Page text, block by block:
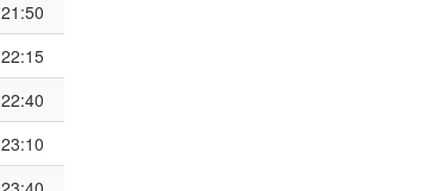
21:50
22:15
22:40
23:10